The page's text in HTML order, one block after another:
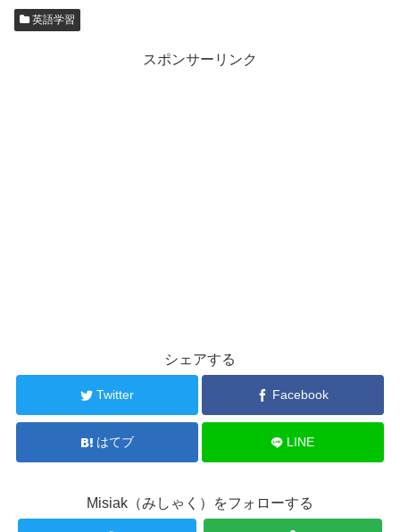
英語学習
スポンサーリンク
シェアする
Twitter Facebook
はてブ LINE
Misiak（みしゃく）をフォローする